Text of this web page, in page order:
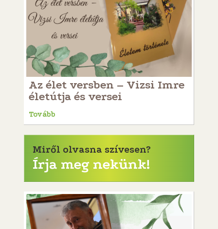
Az élet versben – Vizsi Imre
életútja és versei
Tovább
Miről olvasna szívesen?
Írja meg nekünk!